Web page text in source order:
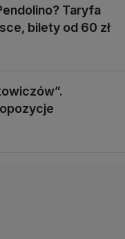
Taryfa
bilety od 60 zł